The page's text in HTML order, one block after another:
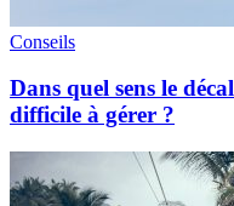
Conseils
Dans quel sens le
difficile à gérer ?